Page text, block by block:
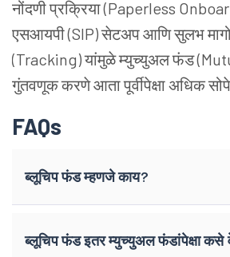
नोंदणी प्रक्रिया (Paperless
एसआयपी (SIP) सेटअप आणि सुलभ
(Tracking) यांमुळे म्युच्युअल फंड
गुंतवणूक करणे आता पूर्वीपेक्षा अधिक
FAQs
ब्लूचिप फंड म्हणजे काय?
ब्लूचिप फंड इतर म्युच्युअल फंडांपेक्षा